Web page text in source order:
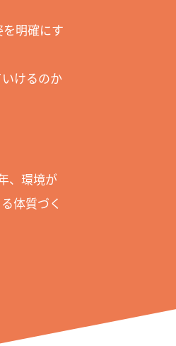
明確にす
けるのか
、環境が
体質づく